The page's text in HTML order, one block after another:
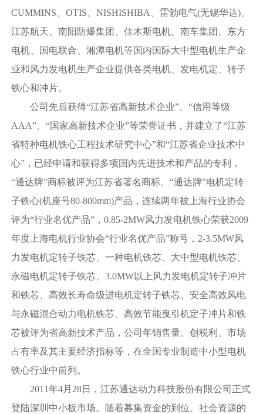
CUMMINS、OTIS、NISHISHIBA、雷勃电气(无锡华达)、
江苏航天、南阳防爆集团、佳木斯电机、南车集团、东方
电机、国电联合、湘潭电机等国内国际大中型电机生产企
业和风力发电机生产企业提供各类电机、发电机定、转子
铁心和冲片。
公司先后获得“江苏省高新技术企业”、“信用等级
AAA”、“国家高新技术企业”等荣誉证书，并建立了“江苏
省特种电机铁心工程技术研究中心”和“江苏省企业技术中
心”，已经申请和获得多项国内先进技术和产品的专利，
“通达牌”商标被评为江苏省著名商标。“通达牌”电机定转
子铁心(机座号80-800mm)产品，连续两年被上海行业协会
评为“行业名优产品”，0.85-2MW风力发电机铁心荣获2009
年度上海电机行业协会“行业名优产品”称号，2-3.5MW风
力发电机定转子铁芯、一种电机铁芯、大中型电机铁芯、
永磁电机定转子铁芯、3.0MW以上风力发电机定转子冲片
和铁芯、高效长寿命级进电机定转子铁芯、安全高效风电
与永磁混合动力电机铁芯、高效节能曳引机定子冲片和铁
芯被评为省高新技术产品，公司年销售量、创税利、市场
占有率及其主要经济指标等，在全国专业制造中小型电机
铁心行业中前列。
2011年4月28日，江苏通达动力科技股份有限公司正式
登陆深圳中小板市场。随着募集资金的到位、社会资源的